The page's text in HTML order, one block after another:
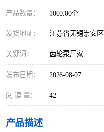
产品数量： 1000.00个
发货地址： 江苏省无锡崇安区
关键词： 齿轮泵厂家
发布日期： 2026-08-07
阅 读 量： 42
产品描述